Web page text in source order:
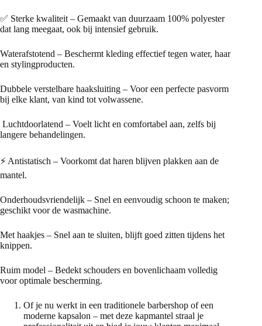
✅ Sterke kwaliteit – Gemaakt van duurzaam 100% polyester
dat lang meegaat, ook bij intensief gebruik.
Waterafstotend – Beschermt kleding effectief tegen water, haar
en stylingproducten.
Dubbele verstelbare haaksluiting – Voor een perfecte pasvorm
bij elke klant, van kind tot volwassene.
️ Luchtdoorlatend – Voelt licht en comfortabel aan, zelfs bij
langere behandelingen.
⚡ Antistatisch – Voorkomt dat haren blijven plakken aan de
mantel.
Onderhoudsvriendelijk – Snel en eenvoudig schoon te maken;
geschikt voor de wasmachine.
Met haakjes – Snel aan te sluiten, blijft goed zitten tijdens het
knippen.
Ruim model – Bedekt schouders en bovenlichaam volledig
voor optimale bescherming.
Of je nu werkt in een traditionele barbershop of een
moderne kapsalon – met deze kapmantel straal je